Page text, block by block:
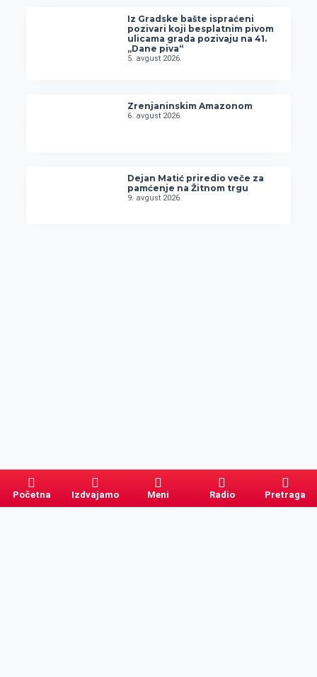
Iz Gradske bašte ispraćeni
pozivari koji besplatnim pivom
ulicama grada pozivaju na 41.
„Dane piva“
5. avgust 2026.
Zrenjaninskim Amazonom
6. avgust 2026.
Dejan Matić priredio veče za
pamćenje na Žitnom trgu
9. avgust 2026.
Početna Izdvajamo Meni Radio Pretraga